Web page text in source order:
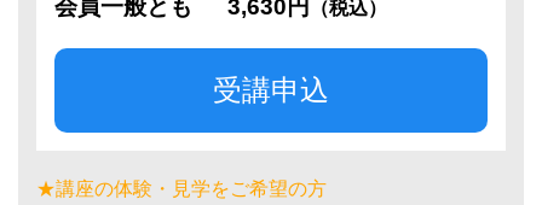
会員一般とも 3,630円 （税込）
受講申込
★講座の体験・見学をご希望の方